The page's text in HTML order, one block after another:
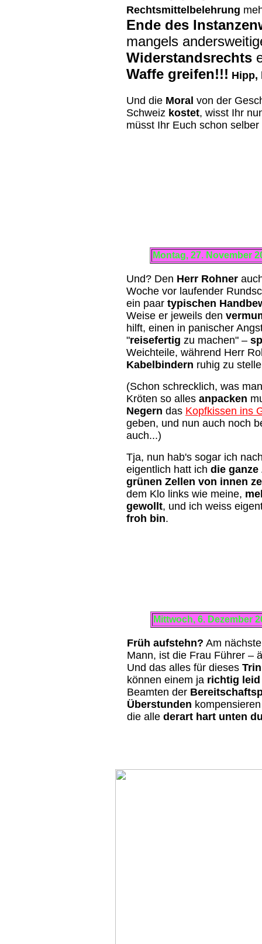
Rechtsmittelbelehrung
Ende des
mangels
Widerstandsrechts
Waffe greifen!!! Hipp,
Und die Moral von der
Schweiz kostet, wisst Ihr
müsst Ihr Euch schon
Montag, 27. November
Und? Den Herr Rohner
Woche vor laufender
ein paar typischen
Weise er jeweils den
hilft, einen in panischer
"reisefertig zu machen" –
Weichteile, während Herr
Kabelbindern ruhig zu
(Schon schrecklich, was
Kröten so alles anpacken
Negern das Kopfkissen ins
geben, und nun auch noch
auch...)
Tja, nun hab's sogar ich
eigentlich hatt ich die
grünen Zellen von innen
dem Klo links wie meine,
gewollt, und ich weiss
froh bin.
Mittwoch, 6. Dezember
Früh aufstehn? Am
Mann, ist die Frau Führer –
Und das alles für dieses
können einem ja richtig
Beamten der
Überstunden
die alle derart hart unten